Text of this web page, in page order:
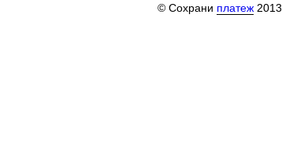
© Сохрани платеж